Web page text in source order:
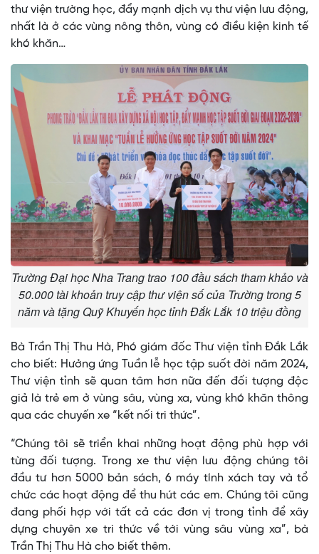
thư viện trường học, đẩy mạnh dịch vụ thư viện lưu động,
nhất là ở các vùng nông thôn, vùng có điều kiện kinh tế
khó khăn…
Trường Đại học Nha Trang trao 100 đầu sách tham khảo và
50.000 tài khoản truy cập thư viện số của Trường trong 5
năm và tặng Quỹ Khuyến học tỉnh Đắk Lắk 10 triệu đồng
Bà Trần Thị Thu Hà, Phó giám đốc Thư viện tỉnh Đắk Lắk
cho biết: Hưởng ứng Tuần lễ học tập suốt đời năm 2024,
Thư viện tỉnh sẽ quan tâm hơn nữa đến đối tượng độc
giả là trẻ em ở vùng sâu, vùng xa, vùng khó khăn thông
qua các chuyến xe “kết nối tri thức”.
“Chúng tôi sẽ triển khai những hoạt động phù hợp với
từng đối tượng. Trong xe thư viện lưu động chúng tôi
đầu tư hơn 5000 bản sách, 6 máy tính xách tay và tổ
chức các hoạt động để thu hút các em. Chúng tôi cũng
đang phối hợp với tất cả các đơn vị trong tỉnh để xây
dựng chuyên xe tri thức về tới vùng sâu vùng xa”, bà
Trần Thị Thu Hà cho biết thêm.